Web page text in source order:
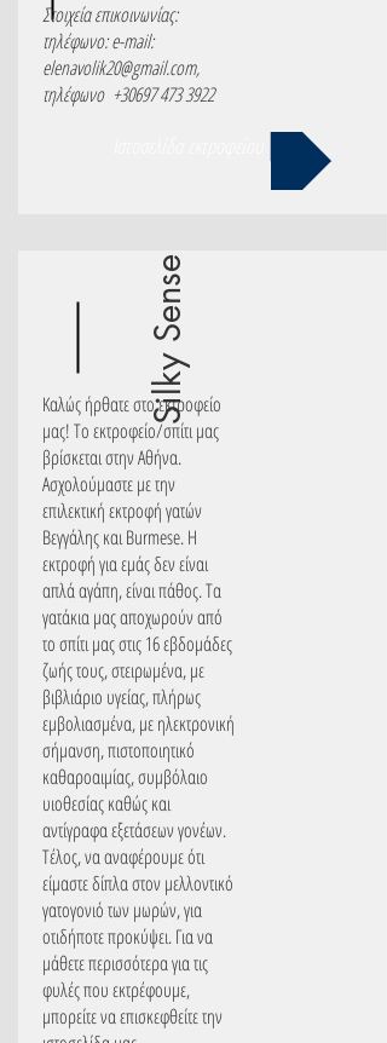
Στοιχεία επικοινωνίας:
τηλέφωνο: e-mail:
elenavolik20@gmail.com,
τηλέφωνο +30697 473 3922
Silky Sense
Καλώς ήρθατε στο εκτροφείο
μας! Το εκτροφείο/σπίτι μας
βρίσκεται στην Αθήνα.
Ασχολούμαστε με την
επιλεκτική εκτροφή γατών
Βεγγάλης και Burmese. Η
εκτροφή για εμάς δεν είναι
απλά αγάπη, είναι πάθος. Τα
γατάκια μας αποχωρούν από
το σπίτι μας στις 16 εβδομάδες
ζωής τους, στειρωμένα, με
βιβλιάριο υγείας, πλήρως
εμβολιασμένα, με ηλεκτρονική
σήμανση, πιστοποιητικό
καθαροαιμίας, συμβόλαιο
υιοθεσίας καθώς και
αντίγραφα εξετάσεων γονέων.
Τέλος, να αναφέρουμε ότι
είμαστε δίπλα στον μελλοντικό
γατογονιό των μωρών, για
οτιδήποτε προκύψει. Για να
μάθετε περισσότερα για τις
φυλές που εκτρέφουμε,
μπορείτε να επισκεφθείτε την